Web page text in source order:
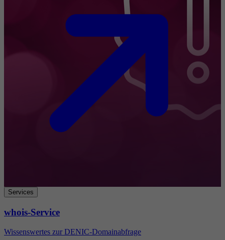
Services
whois-Service
Wissenswertes zur DENIC-Domainabfrage